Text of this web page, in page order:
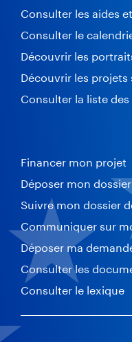
Consulter les aides
Consulter le
Découvrir les
Découvrir les
Consulter la liste
Financer mon projet
Déposer mon
Suivre mon dossier
Communiquer sur
Déposer ma
Consulter les
Consulter le lexique